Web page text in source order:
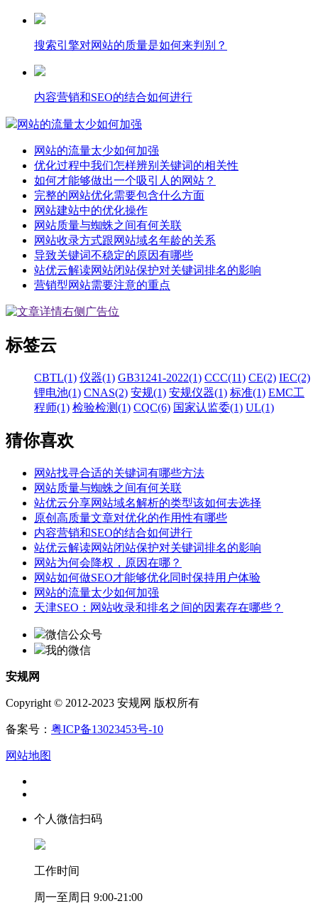
搜索引擎对网站的质量是如何来判别？
内容营销和SEO的结合如何进行
网站的流量太少如何加强
网站的流量太少如何加强
优化过程中我们怎样辨别关键词的相关性
如何才能够做出一个吸引人的网站？
完整的网站优化需要包含什么方面
网站建站中的优化操作
网站质量与蜘蛛之间有何关联
网站收录方式跟网站域名年龄的关系
导致关键词不稳定的原因有哪些
站优云解读网站闭站保护对关键词排名的影响
营销型网站需要注意的重点
标签云
CBTL(1) 仪器(1) GB31241-2022(1) CCC(11) CE(2) IEC(2)
锂电池(1) CNAS(2) 安规(1) 安规仪器(1) 标准(1) EMC工
程师(1) 检验检测(1) CQC(6) 国家认监委(1) UL(1)
猜你喜欢
网站找寻合适的关键词有哪些方法
网站质量与蜘蛛之间有何关联
站优云分享网站域名解析的类型该如何去选择
原创高质量文章对优化的作用性有哪些
内容营销和SEO的结合如何进行
站优云解读网站闭站保护对关键词排名的影响
网站为何会降权，原因在哪？
网站如何做SEO才能够优化同时保持用户体验
网站的流量太少如何加强
天津SEO：网站收录和排名之间的因素存在哪些？
微信公众号
我的微信
安规网
Copyright © 2012-2023 安规网 版权所有
备案号： 粤ICP备13023453号-10
网站地图
个人微信扫码
工作时间
周一至周日 9:00-21:00